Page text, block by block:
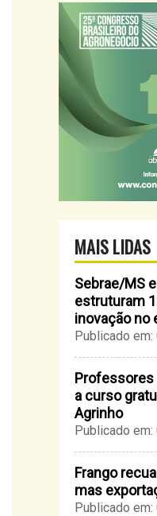
MAIS LIDAS
Sebrae/MS
estruturam
inovação no
Publicado
Professores
a curso
Agrinho
Publicado
Frango
mas
Publicado